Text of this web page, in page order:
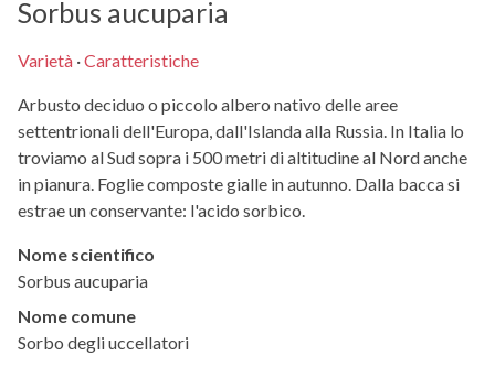
Sorbus aucuparia
Varietà ·Caratteristiche
Arbusto deciduo o piccolo albero nativo delle aree
settentrionali dell'Europa, dall'Islanda alla Russia. In Italia lo
troviamo al Sud sopra i 500 metri di altitudine al Nord anche
in pianura. Foglie composte gialle in autunno. Dalla bacca si
estrae un conservante: l'acido sorbico.
Nome scientifico
Sorbus aucuparia
Nome comune
Sorbo degli uccellatori